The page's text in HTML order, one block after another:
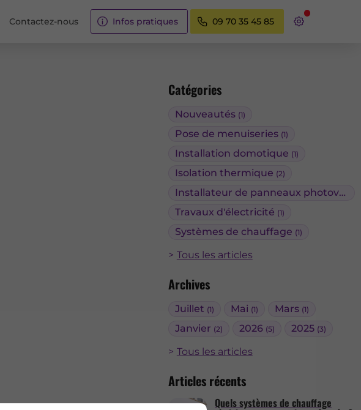
Contactez-nous Infos pratiques 09 70 35 45 85
Catégories
Nouveautés (1)
Pose de menuiseries (1)
Installation domotique (1)
Isolation thermique (2)
Installateur de panneaux photovoltaïques
Travaux d'électricité (1)
Systèmes de chauffage (1)
Tous les articles
Archives
Juillet (1) Mai (1) Mars (1)
Janvier (2) 2026 (5) 2025 (3)
Tous les articles
Articles récents
Quels systèmes de chauffage